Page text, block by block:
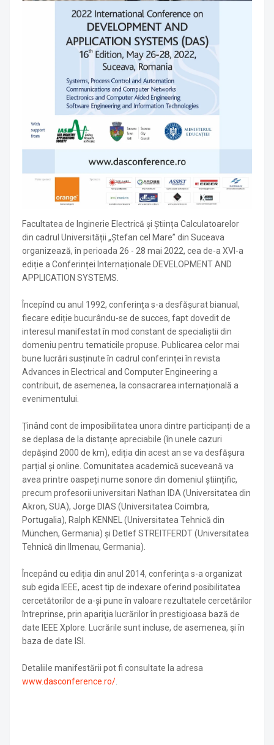
Facultatea de Inginerie Electrică și Știința Calculatoarelor
din cadrul Universității „Ștefan cel Mare” din Suceava
organizează, în perioada 26 - 28 mai 2022, cea de-a XVI-a
ediție a Conferinței Internaționale DEVELOPMENT AND
APPLICATION SYSTEMS.
Începînd cu anul 1992, conferința s-a desfășurat bianual,
fiecare ediție bucurându-se de succes, fapt dovedit de
interesul manifestat în mod constant de specialiștii din
domeniu pentru tematicile propuse. Publicarea celor mai
bune lucrări susținute în cadrul conferinței în revista
Advances in Electrical and Computer Engineering a
contribuit, de asemenea, la consacrarea internațională a
evenimentului.
Ținând cont de imposibilitatea unora dintre participanți de a
se deplasa de la distanțe apreciabile (în unele cazuri
depășind 2000 de km), ediția din acest an se va desfășura
parțial și online. Comunitatea academică suceveană va
avea printre oaspeți nume sonore din domeniul științific,
precum profesorii universitari Nathan IDA (Universitatea din
Akron, SUA), Jorge DIAS (Universitatea Coimbra,
Portugalia), Ralph KENNEL (Universitatea Tehnică din
München, Germania) și Detlef STREITFERDT (Universitatea
Tehnică din Ilmenau, Germania).
Începând cu ediția din anul 2014, conferinţa s-a organizat
sub egida IEEE, acest tip de indexare oferind posibilitatea
cercetătorilor de a-şi pune în valoare rezultatele cercetărilor
întreprinse, prin apariţia lucrărilor în prestigioasa bază de
date IEEE Xplore. Lucrările sunt incluse, de asemenea, și în
baza de date ISI.
Detaliile manifestării pot fi consultate la adresa
www.dasconference.ro/